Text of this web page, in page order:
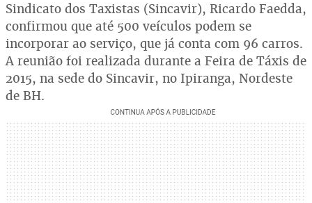
Sindicato dos Taxistas (Sincavir), Ricardo Faedda,
confirmou que até 500 veículos podem se
incorporar ao serviço, que já conta com 96 carros.
A reunião foi realizada durante a Feira de Táxis de
2015, na sede do Sincavir, no Ipiranga, Nordeste
de BH.